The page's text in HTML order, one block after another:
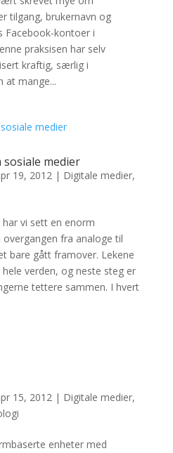
tilgang, brukernavn og
Facebook-kontoer i
praksisen har selv
kraftig, særlig i
at mange...
medier
19, 2012| Digitale medier,
vi sett en enorm
fra analoge til
bare gått framover. Lekene
verden, og neste steg er
tettere sammen. I hvert
15, 2012| Digitale medier,
enheter med